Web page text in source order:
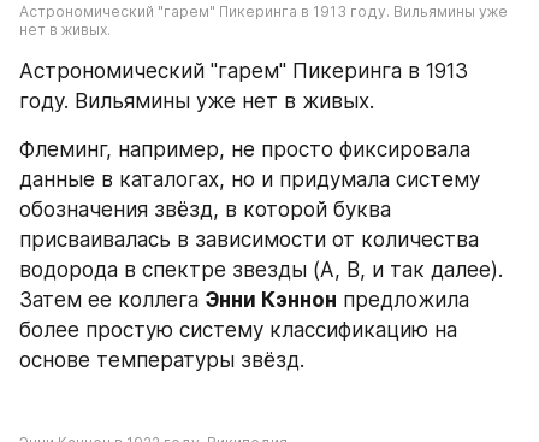
Астрономический "гарем" Пикеринга в 1913 году. Вильямины уже
нет в живых.
Астрономический "гарем" Пикеринга в 1913
году. Вильямины уже нет в живых.
Флеминг, например, не просто фиксировала
данные в каталогах, но и придумала систему
обозначения звёзд, в которой буква
присваивалась в зависимости от количества
водорода в спектре звезды (A, B, и так далее).
Затем ее коллега Энни Кэннон предложила
более простую систему классификацию на
основе температуры звёзд.